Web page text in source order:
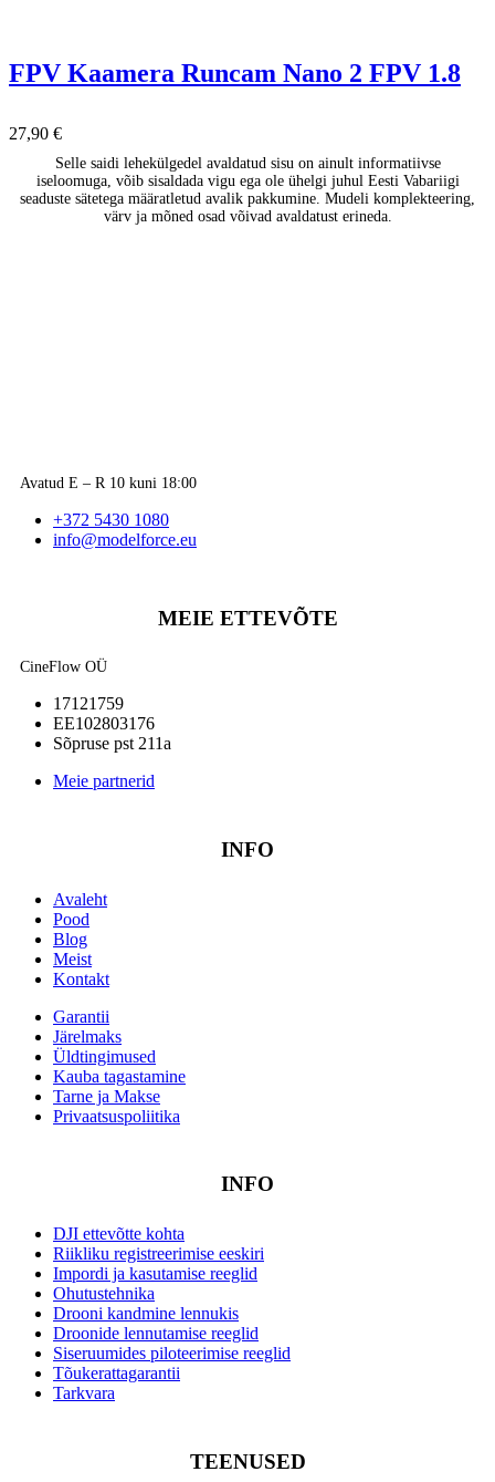
FPV Kaamera Runcam Nano 2 FPV 1.8
27,90 €
Selle saidi lehekülgedel avaldatud sisu on ainult informatiivse
iseloomuga, võib sisaldada vigu ega ole ühelgi juhul Eesti Vabariigi
seaduste sätetega määratletud avalik pakkumine. Mudeli komplekteering,
värv ja mõned osad võivad avaldatust erineda.
Avatud E – R 10 kuni 18:00
+372 5430 1080
info@modelforce.eu
MEIE ETTEVÕTE
CineFlow OÜ
17121759
EE102803176
Sõpruse pst 211a
Meie partnerid
INFO
Avaleht
Pood
Blog
Meist
Kontakt
Garantii
Järelmaks
Üldtingimused
Kauba tagastamine
Tarne ja Makse
Privaatsuspoliitika
INFO
DJI ettevõtte kohta
Riikliku registreerimise eeskiri
Impordi ja kasutamise reeglid
Ohutustehnika
Drooni kandmine lennukis
Droonide lennutamise reeglid
Siseruumides piloteerimise reeglid
Tõukerattagarantii
Tarkvara
TEENUSED